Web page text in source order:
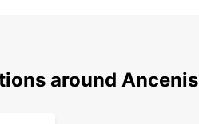
around Ancenis